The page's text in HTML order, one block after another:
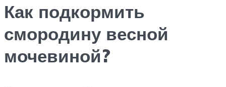
Как подкормить
смородину весной
мочевиной?